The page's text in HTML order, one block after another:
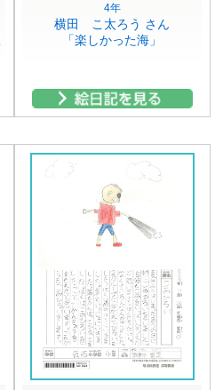
4年
横田 こ太ろう さん
「楽しかった海」